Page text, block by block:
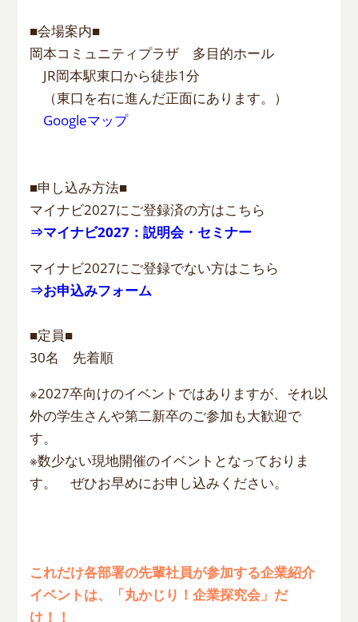
■会場案内■
岡本コミュニティプラザ 多目的ホール
JR岡本駅東口から徒歩1分
（東口を右に進んだ正面にあります。）
Googleマップ
■申し込み方法■
マイナビ2027にご登録済の方はこちら
⇒マイナビ2027：説明会・セミナー
マイナビ2027にご登録でない方はこちら
⇒お申込みフォーム
■定員■
30名 先着順
※2027卒向けのイベントではありますが、それ以
外の学生さんや第二新卒のご参加も大歓迎で
す。
※数少ない現地開催のイベントとなっておりま
す。 ぜひお早めにお申し込みください。
これだけ各部署の先輩社員が参加する企業紹介
イベントは、「丸かじり！企業探究会」だ
け！！